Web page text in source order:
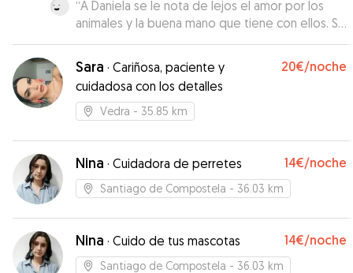
acompañó muy amablemente. Desde luego que
en caso de necesitarlo, repetiremos con ellos.
Gracias por todo”
“A Daniela se le nota de lejos el amor por los
animales y la buena mano que tiene con ellos. Sin
dudarlo, contaré con ella en futuras ocasiones.”
Sara · Cariñosa, paciente y
cuidadosa con los detalles
20€/noche
Vedra - 35.85 km
Nina · Cuidadora de perretes 14€/noche
Santiago de Compostela - 36.03 km
Nina · Cuido de tus mascotas 14€/noche
Santiago de Compostela - 36.03 km